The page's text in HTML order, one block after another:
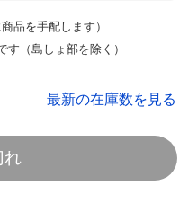
品を手配します）
（島しょ部を除く）
最新の在庫数を見る
れ